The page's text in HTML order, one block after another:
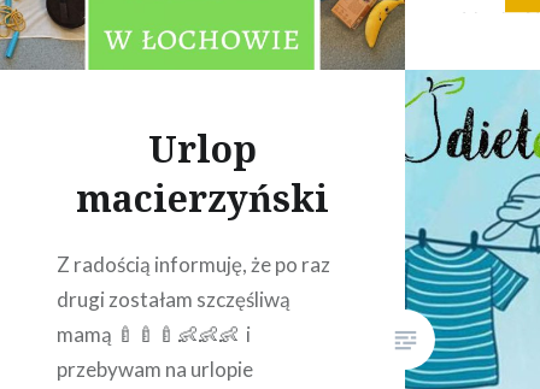
ideału.
Dlatego
odbyły
Urlop
macierzyński
Z radością informuję, że po raz
drugi zostałam szczęśliwą
mamą 🍼🍼🍼👶👶👶 i
przebywam na urlopie